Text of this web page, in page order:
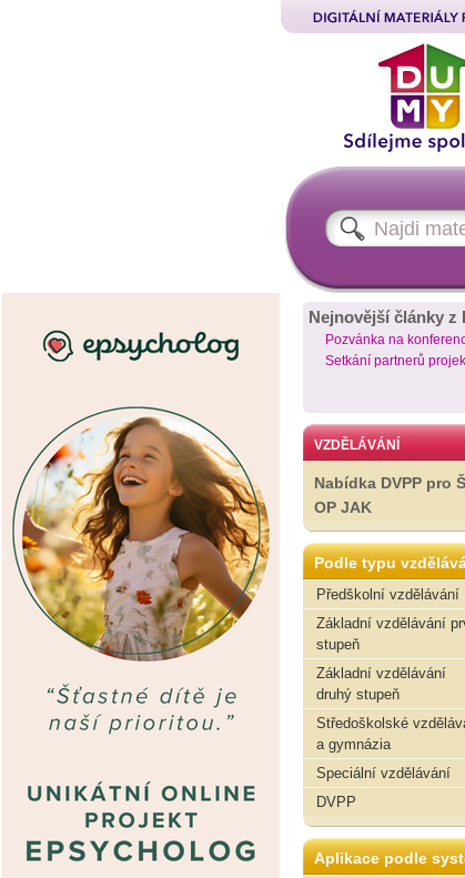
Nejnovější články z
Pozvánka na
Setkání partnerů
VZDĚLÁVÁNÍ
Nabídka DVPP pro
OP JAK
Podle typu
Předškolní vzdělávání
Základní vzdělávání
stupeň
Základní vzdělávání
druhý stupeň
Středoškolské
a gymnázia
Speciální vzdělávání
DVPP
Aplikace podle